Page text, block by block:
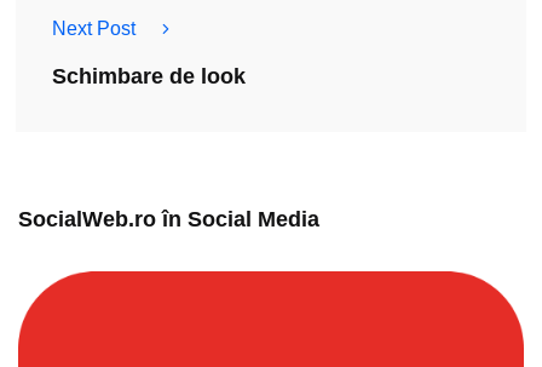
Next Post
Schimbare de look
SocialWeb.ro în Social Media​